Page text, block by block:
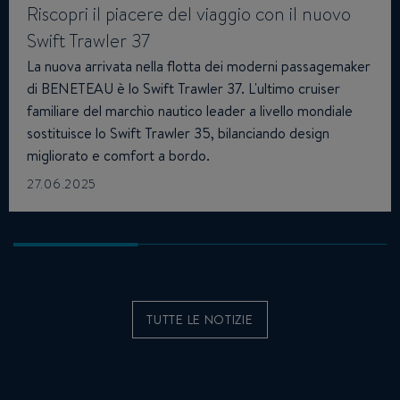
Riscopri il piacere del viaggio con il nuovo
Swift Trawler 37
La nuova arrivata nella flotta dei moderni passagemaker
di BENETEAU è lo Swift Trawler 37. L'ultimo cruiser
familiare del marchio nautico leader a livello mondiale
sostituisce lo Swift Trawler 35, bilanciando design
migliorato e comfort a bordo.
27.06.2025
TUTTE LE NOTIZIE